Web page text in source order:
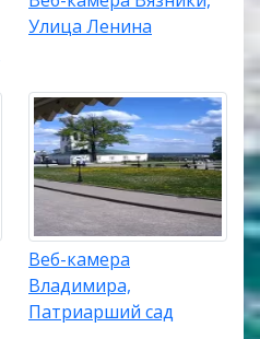
Улица Ленина
Веб-камера
Владимира,
Патриарший сад